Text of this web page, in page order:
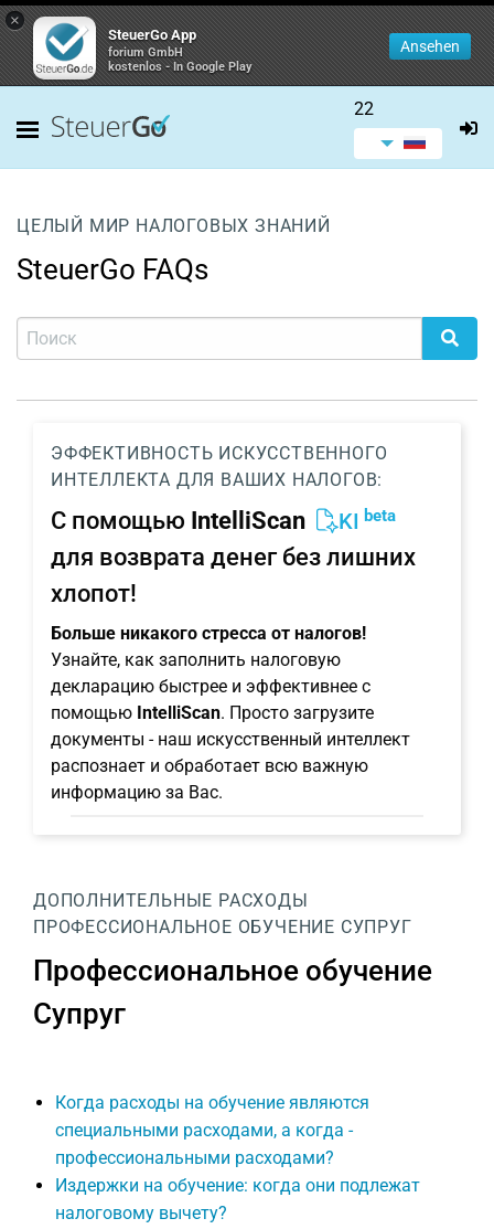
×
SteuerGo App
forium GmbH
kostenlos - In Google Play
Ansehen
22
ЦЕЛЫЙ МИР НАЛОГОВЫХ ЗНАНИЙ
SteuerGo FAQs
ЭФФЕКТИВНОСТЬ ИСКУССТВЕННОГО
ИНТЕЛЛЕКТА ДЛЯ ВАШИХ НАЛОГОВ:
С помощью IntelliScan KI beta
для возврата денег без лишних
хлопот!
Больше никакого стресса от налогов!
Узнайте, как заполнить налоговую
декларацию быстрее и эффективнее с
помощью IntelliScan. Просто загрузите
документы - наш искусственный интеллект
распознает и обработает всю важную
информацию за Вас.
ДОПОЛНИТЕЛЬНЫЕ РАСХОДЫ
ПРОФЕССИОНАЛЬНОЕ ОБУЧЕНИЕ СУПРУГ
Профессиональное обучение
Супруг
Когда расходы на обучение являются
специальными расходами, а когда -
профессиональными расходами?
Издержки на обучение: когда они подлежат
налоговому вычету?